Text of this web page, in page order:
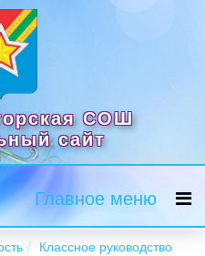
СОШ
сайт
Главное меню
Классное руководство